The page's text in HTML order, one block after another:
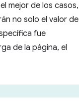
el mejor de los casos,
no solo el valor de
fue
de la página, el